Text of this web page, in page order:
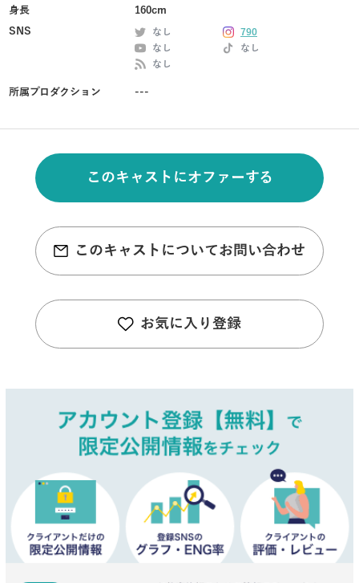
身長
160cm
SNS
なし
790
なし
なし
なし
所属プロダクション ---
このキャストにオファーする
このキャストについてお問い合わせ
お気に入り登録